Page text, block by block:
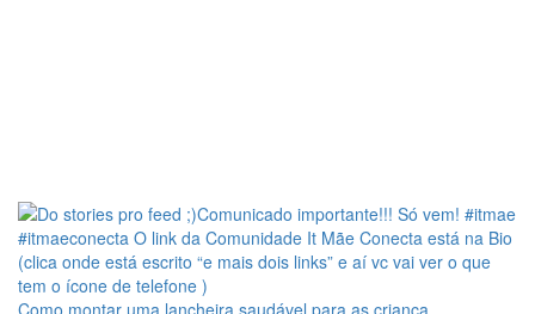
Como montar uma lancheira saudável para as criança